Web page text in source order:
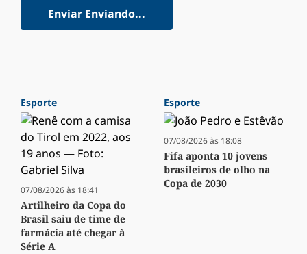
Enviar Enviando...
Esporte
07/08/2026 às 18:41
Artilheiro da Copa do
Brasil saiu de time de
farmácia até chegar à
Série A
Esporte
07/08/2026 às 18:08
Fifa aponta 10 jovens
brasileiros de olho na
Copa de 2030